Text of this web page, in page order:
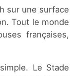
sur une surface
Tout le monde
françaises,
Le Stade